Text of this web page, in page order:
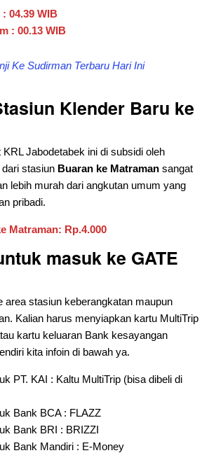
04.39 WIB
: 00.13 WIB
Ke Sudirman Terbaru Hari Ini
Klender Baru ke
Jabodetabek ini di subsidi oleh
stasiun Buaran ke Matraman sangat
lebih murah dari angkutan umum yang
pribadi.
Matraman: Rp.4.000
masuk ke GATE
area stasiun keberangkatan maupun
Kalian harus menyiapkan kartu MultiTrip
kartu keluaran Bank kesayangan
kita infoin di bawah ya.
PT. KAI : Kaltu MultiTrip (bisa dibeli di
Bank BCA : FLAZZ
Bank BRI : BRIZZI
Bank Mandiri : E-Money